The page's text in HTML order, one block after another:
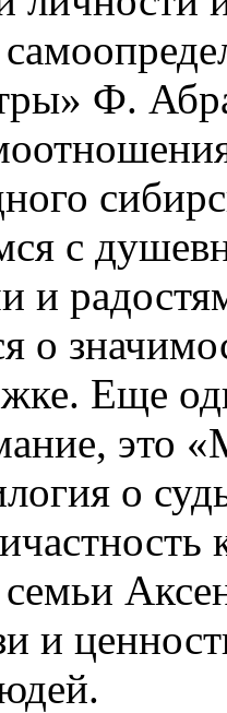
Ф.
с
и
о
Еще
это
о
и